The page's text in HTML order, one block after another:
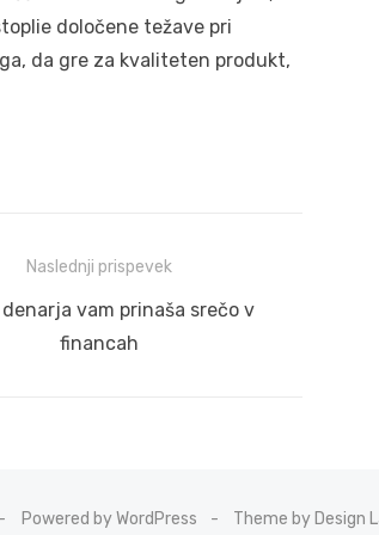
določene težave pri
da gre za kvaliteten produkt,
Naslednji prispevek
vam prinaša srečo v
financah
Powered by WordPress Theme by Design